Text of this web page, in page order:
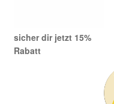
sicher dir jetzt 15%
Rabatt